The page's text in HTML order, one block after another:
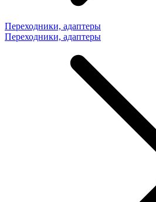
Переходники, адаптеры
Переходники, адаптеры